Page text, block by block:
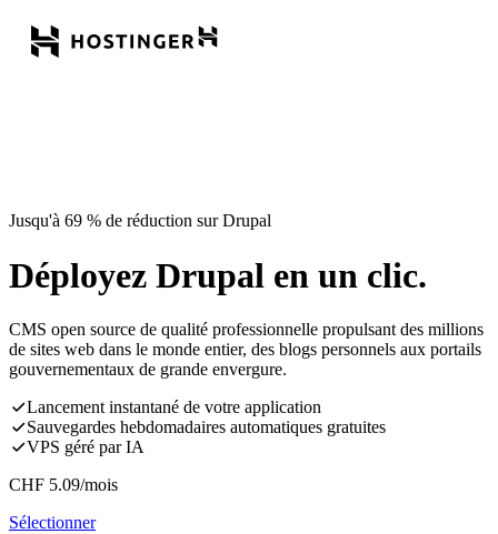
Jusqu'à 69 % de réduction sur Drupal
Déployez Drupal en un clic.
CMS open source de qualité professionnelle propulsant des millions
de sites web dans le monde entier, des blogs personnels aux portails
gouvernementaux de grande envergure.
Lancement instantané de votre application
Sauvegardes hebdomadaires automatiques gratuites
VPS géré par IA
CHF 5.09/mois
Sélectionner